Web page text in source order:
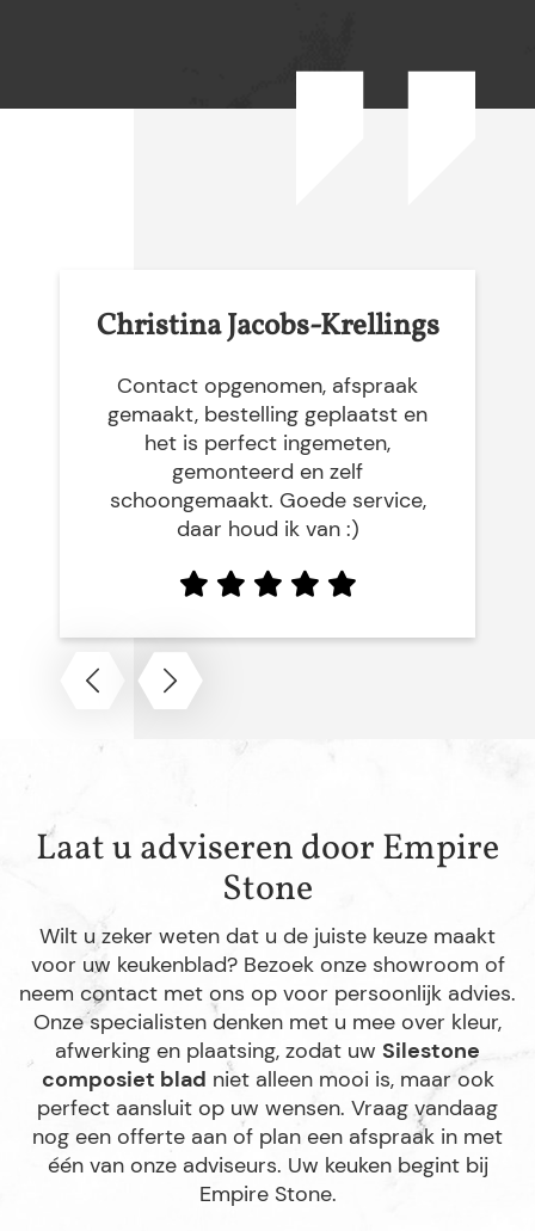
Christina Jacobs-Krellings
Contact opgenomen, afspraak
gemaakt, bestelling geplaatst en
het is perfect ingemeten,
gemonteerd en zelf
schoongemaakt. Goede service,
daar houd ik van :)
Laat u adviseren door Empire
Stone
Wilt u zeker weten dat u de juiste keuze maakt
voor uw keukenblad? Bezoek onze showroom of
neem contact met ons op voor persoonlijk advies.
Onze specialisten denken met u mee over kleur,
afwerking en plaatsing, zodat uw Silestone
composiet blad niet alleen mooi is, maar ook
perfect aansluit op uw wensen. Vraag vandaag
nog een offerte aan of plan een afspraak in met
één van onze adviseurs. Uw keuken begint bij
Empire Stone.